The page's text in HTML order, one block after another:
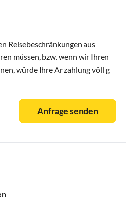
Reisebeschränkungen aus
müssen, bzw. wenn wir Ihren
würde Ihre Anzahlung völlig
Anfrage senden